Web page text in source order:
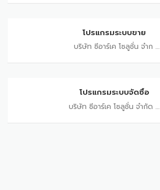
โปรแกรมระบบขาย
บริษัท ซีอาร์เค โซลูชั่น จำก …
โปรแกรมระบบจัดซื้อ
บริษัท ซีอาร์เค โซลูชั่น จำกัด …